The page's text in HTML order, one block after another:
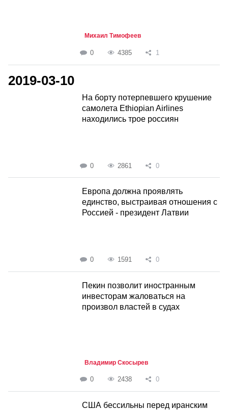
Михаил Тимофеев
0 4385 1
2019-03-10
На борту потерпевшего крушение
самолета Ethiopian Airlines
находились трое россиян
0 2861 0
Европа должна проявлять
единство, выстраивая отношения с
Россией - президент Латвии
0 1591 0
Пекин позволит иностранным
инвесторам жаловаться на
произвол властей в судах
Владимир Скосырев
0 2438 0
США бессильны перед иранским